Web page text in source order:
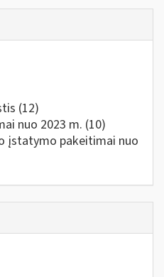
(12)
nuo 2023 m. (10)
įstatymo pakeitimai nuo